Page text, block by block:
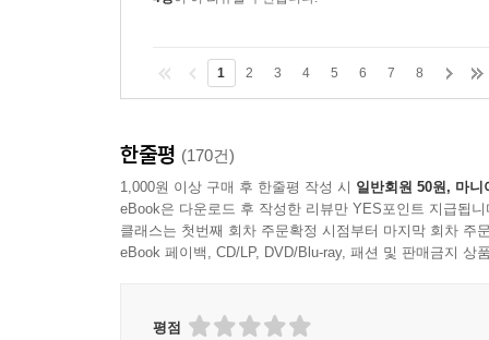
1 2 3 4 5 6 7 8
한줄평 (170건)
1,000원 이상 구매 후 한줄평 작성 시 일반회원 50원, 마니
eBook은 다운로드 후 작성한 리뷰만 YES포인트 지급됩니
클래스는 첫번째 회차 주문확정 시점부터 마지막 회차 주
eBook 페이백, CD/LP, DVD/Blu-ray, 패션 및 판매금지 상
평점